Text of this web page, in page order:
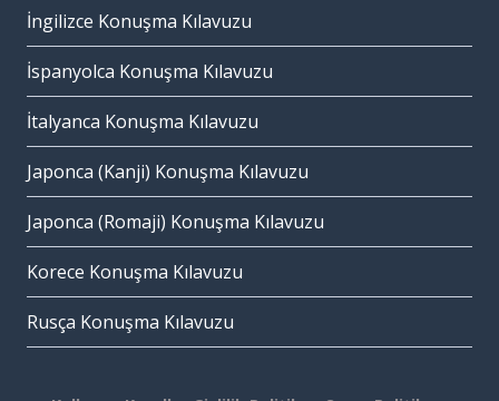
İngilizce Konuşma Kılavuzu
İspanyolca Konuşma Kılavuzu
İtalyanca Konuşma Kılavuzu
Japonca (Kanji) Konuşma Kılavuzu
Japonca (Romaji) Konuşma Kılavuzu
Korece Konuşma Kılavuzu
Rusça Konuşma Kılavuzu